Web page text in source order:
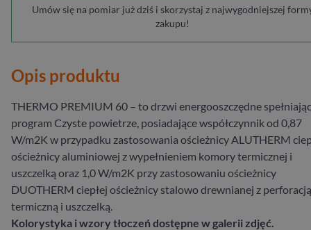
Umów się na pomiar już dziś i skorzystaj z najwygodniejszej
zakupu!
Opis produktu
THERMO PREMIUM 60 – to drzwi energooszczędne
program Czyste powietrze, posiadające współczynnik od 0,87
W/m2K w przypadku zastosowania ościeżnicy ALUTHERM
ościeżnicy aluminiowej z wypełnieniem komory termicznej i
uszczelką oraz 1,0 W/m2K przy zastosowaniu ościeżnicy
DUOTHERM ciepłej ościeżnicy stalowo drewnianej z perforacją
termiczną i uszczelką.
Kolorystyka i wzory tłoczeń dostępne w galerii zdjęć.